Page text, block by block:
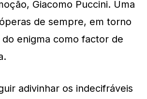
Giacomo Puccini. Uma
de sempre, em torno
enigma como factor de
adivinhar os indecifráveis